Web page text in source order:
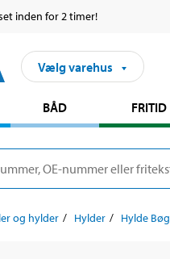
inden for 2 timer!
Vælg varehus
BÅD FRITID
og hylder Hylder Hylde Bøg